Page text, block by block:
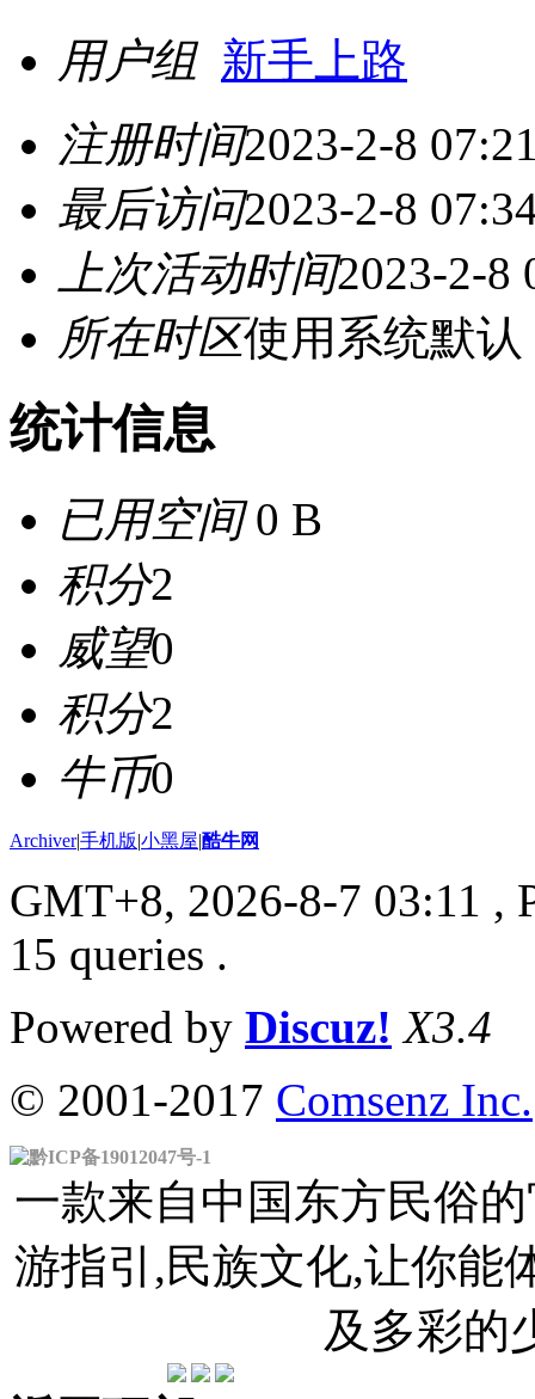
用户组 新手上路
注册时间2023-2-8
最后访问2023-2-8
上次活动时间2023-2-8
所在时区使用系统默认
统计信息
已用空间0 B
积分2
威望0
积分2
牛币0
Archiver|手机版|小黑屋|酷牛网
GMT+8, 2026-8-7 03:11 ,
15 queries .
Powered by Discuz! X3.4
© 2001-2017 Comsenz Inc.
黔ICP备19012047号-1
一款来自中国东方民俗
游指引,民族文化,让你能
及多彩的